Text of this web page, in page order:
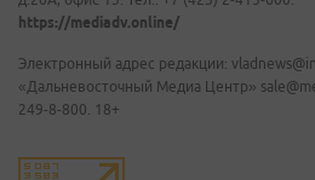
https://mediadv.online/
Электронный адрес редакции:
«Дальневосточный Медиа Центр»
249-8-800. 18+